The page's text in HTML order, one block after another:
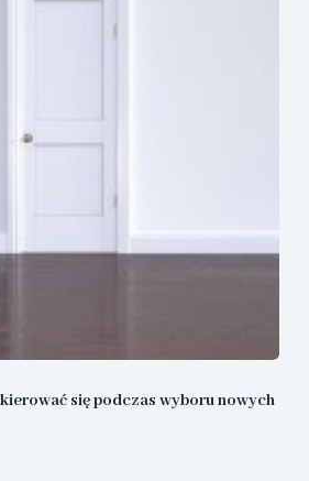
się podczas wyboru nowych